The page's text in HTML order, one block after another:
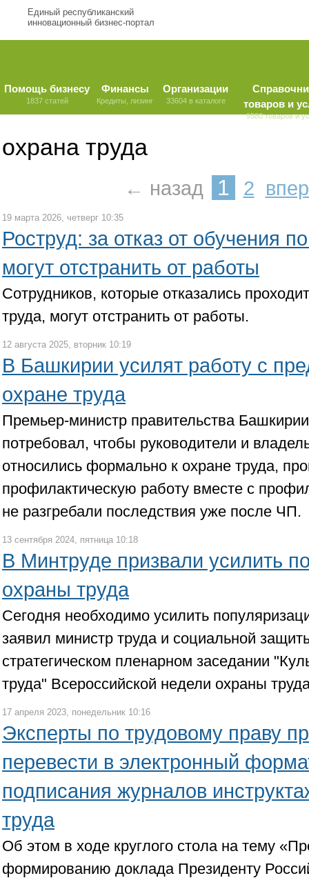
Единый республиканский
инновационный бизнес-портал
Помощь бизнесу
1837 статей
Финансы
Кредиты, лизинг
Организации
33604 в каталоге
товаров и
9580 товаров и
охрана труда
← назад 1 2
19 марта 2026, четверг 10:35
Роструд: за отказ от обучения
могут отстранить от работы
Сотрудников, которые отказались
труда, могут отстранить от работы.
12 августа 2025, вторник 10:19
В Башкирии усилят работу с
охране труда
Премьер-министр правительства
потребовал, чтобы руководители и
относились формально к охране труда,
профилактическую работу вместе с
не разгребали последствия уже после ЧП.
13 сентября 2024, пятница 10:18
В Минтруде призвали усилить
охраны труда
Сегодня необходимо усилить
заявил министр труда и социальной
стратегическом пленарном заседании
труда" Всероссийской недели охраны
17 апреля 2023, понедельник 10:16
Эксперты по трудовому праву
перевести в электронный
подписания журналов
труда
Об этом в ходе круглого стола на тему
формированию доклада Президенту